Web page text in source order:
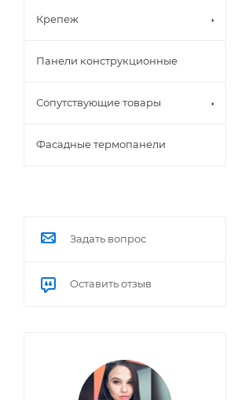
Крепеж
Панели конструкционные
Сопутствующие товары
Фасадные термопанели
Задать вопрос
Оставить отзыв